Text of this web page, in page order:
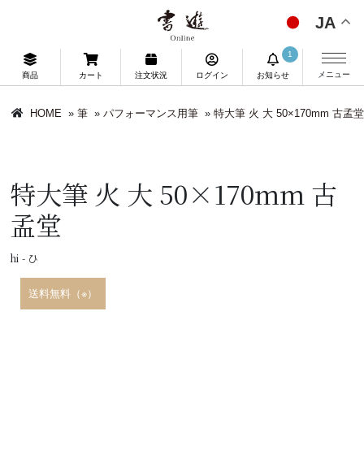
JA
商品 カート 注文状況 ログイン お知らせ
1
メニュー
HOME » 筆 » パフォーマンス用筆 » 特大筆 火 大 50×170mm 古孟堂
特大筆 火 大 50×170mm 古
孟堂
hi - ひ
送料無料（※）